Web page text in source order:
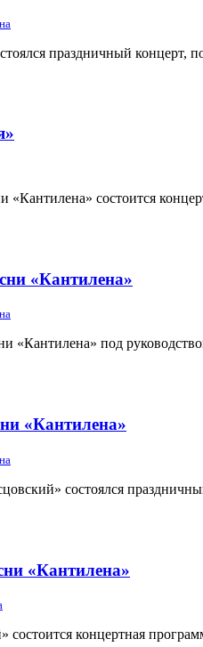
праздничный концерт,
«Кантилена» состоится
«Кантилена»
«Кантилена» под
«Кантилена»
состоялся
«Кантилена»
концертная